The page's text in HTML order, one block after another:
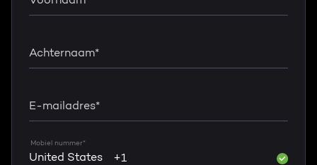
Achternaam*
E-mailadres*
Mobiel nummer*